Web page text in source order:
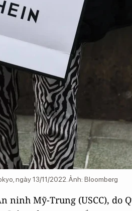
ngày 13/11/2022. Ảnh: Bloomberg
ninh Mỹ-Trung (USCC), do